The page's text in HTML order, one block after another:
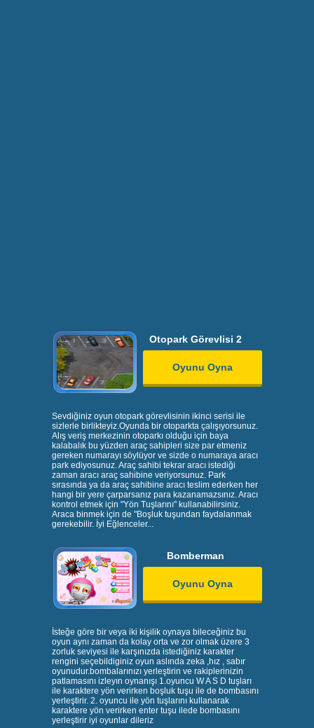
Otopark Görevlisi 2
Oyunu Oyna
Sevdiğiniz oyun otopark görevlisinin ikinci serisi ile
sizlerle birlikteyiz.Oyunda bir otoparkta çalışıyorsunuz.
Alış veriş merkezinin otoparkı olduğu için baya
kalabalık bu yüzden araç sahipleri size par etmeniz
gereken numarayı söylüyor ve sizde o numaraya aracı
park ediyosunuz. Araç sahibi tekrar aracı istediği
zaman aracı araç sahibine veriyorsunuz. Park
sırasında ya da araç sahibine aracı teslim ederken her
hangi bir yere çarparsanız para kazanamazsınız. Aracı
kontrol etmek için "Yön Tuşlarını" kullanabilirsiniz.
Araca binmek için de "Boşluk tuşundan faydalanmak
gerekebilir. İyi Eğlenceler...
Bomberman
Oyunu Oyna
İsteğe göre bir veya iki kişilik oynaya bileceğiniz bu
oyun aynı zaman da kolay orta ve zor olmak üzere 3
zorluk seviyesi ile karşınızda istediğiniz karakter
rengini seçebildiginiz oyun aslında zeka ,hız , sabır
oyunudur.bombalarınızı yerleştirin ve rakiplerinizin
patlamasını izleyın oynanışı 1.oyuncu W A S D tuşları
ile karaktere yön verirken boşluk tuşu ile de bombasını
yerleştirir. 2. oyuncu ile yön tuşlarını kullanarak
karaktere yön verirken enter tuşu ilede bombasını
yerleştirir iyi oyunlar dileriz